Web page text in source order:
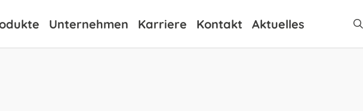
Unternehmen Karriere Kontakt Aktuelles